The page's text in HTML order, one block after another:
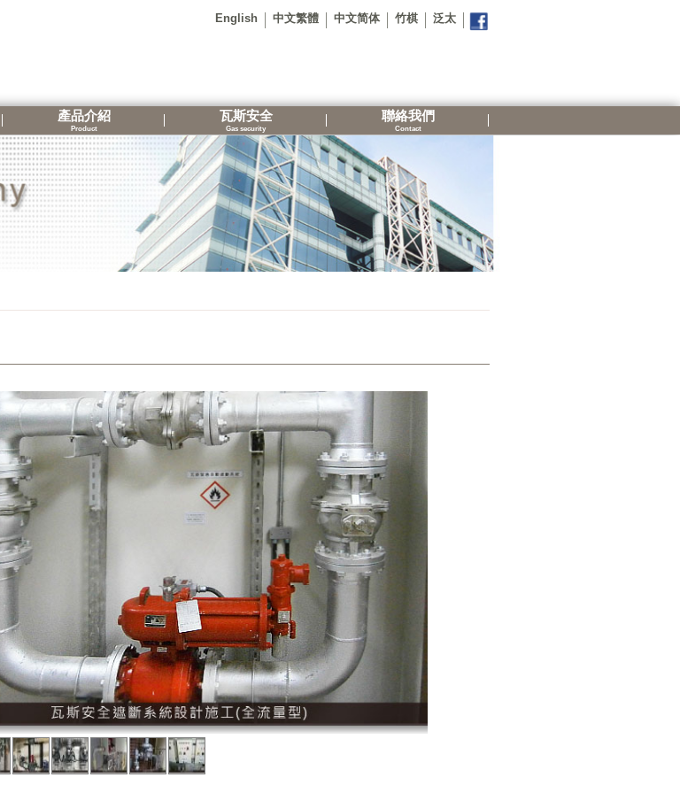
English 中文繁體 中文简体 竹棋 泛太
產品介紹
Product
瓦斯安全
Gas security
聯絡我們
Contact